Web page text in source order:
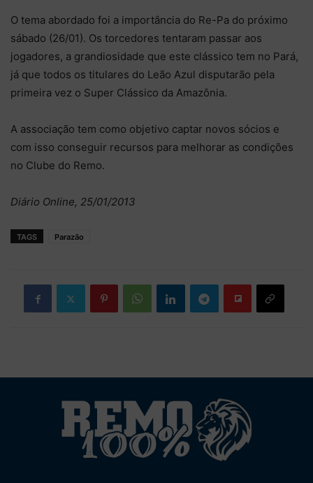
O tema abordado foi a importância do Re-Pa do próximo
sábado (26/01). Os torcedores tentaram passar aos
jogadores, a grandiosidade que este clássico tem no Pará,
já que todos os titulares do Leão Azul disputarão pela
primeira vez o Super Clássico da Amazônia.
A associação tem como objetivo captar novos sócios e
com isso conseguir recursos para melhorar as condições
no Clube do Remo.
Diário Online, 25/01/2013
TAGS Parazão